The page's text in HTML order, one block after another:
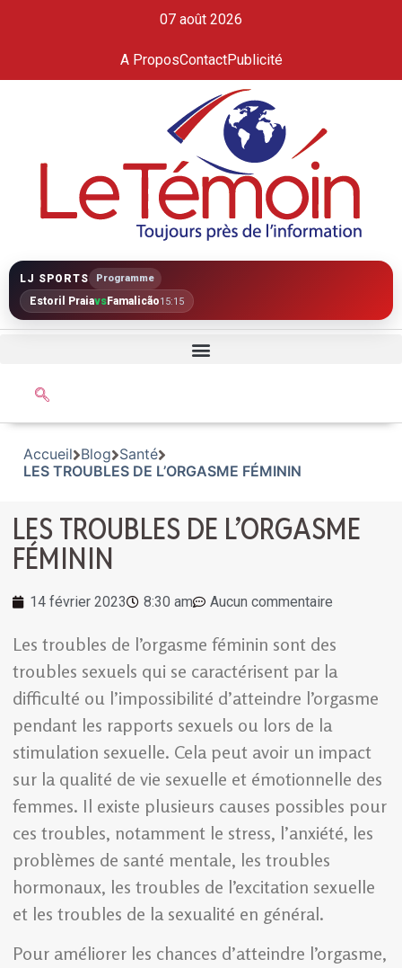
07 août 2026
A ProposContactPublicité
LJ SPORTS Programme
Estoril PraiavsFamalicão15:15
Accueil Blog Santé
LES TROUBLES DE L’ORGASME FÉMININ
LES TROUBLES DE L’ORGASME
FÉMININ
14 février 2023 8:30 am Aucun commentaire
Les troubles de l’orgasme féminin sont des
troubles sexuels qui se caractérisent par la
difficulté ou l’impossibilité d’atteindre l’orgasme
pendant les rapports sexuels ou lors de la
stimulation sexuelle. Cela peut avoir un impact
sur la qualité de vie sexuelle et émotionnelle des
femmes. Il existe plusieurs causes possibles pour
ces troubles, notamment le stress, l’anxiété, les
problèmes de santé mentale, les troubles
hormonaux, les troubles de l’excitation sexuelle
et les troubles de la sexualité en général.
Pour améliorer les chances d’atteindre l’orgasme,